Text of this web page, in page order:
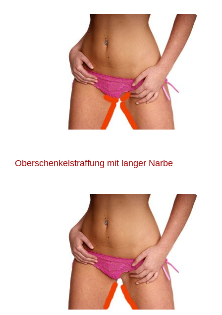
Oberschenkelstraffung mit langer Narbe